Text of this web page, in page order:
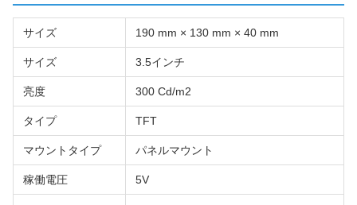
サイズ 190 mm × 130 mm × 40 mm
サイズ 3.5インチ
亮度 300 Cd/m2
タイプ TFT
マウントタイプ パネルマウント
稼働電圧 5V